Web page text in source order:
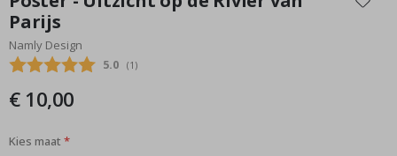
het
begin
van
de
gallerij
Parijs
Namly Design
Gemiddelde beoordeling:
5.0 (aantal stemmen:
1 )
€ 10,00
Kies maat